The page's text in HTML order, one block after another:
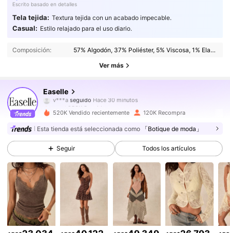
Escrito basado en detalles
Tela tejida: Textura tejida con un acabado impecable.
Casual: Estilo relajado para el uso diario.
Composición: 57% Algodón, 37% Poliéster, 5% Viscosa, 1% Elastano
Ver más
Easelle
4,84 253K Seguidores
4,84 253K Seguidores
4,84 253K Seguidores
4,84 253K Seguidores
4,84 253K Seguidores
4,84 253K Seguidores
4,84 253K Seguidores
4,84 253K Seguidores
520K Vendido recientemente 120K Recompra
Esta tienda está seleccionada como 「Botique de moda」
Seguir Todos los artículos